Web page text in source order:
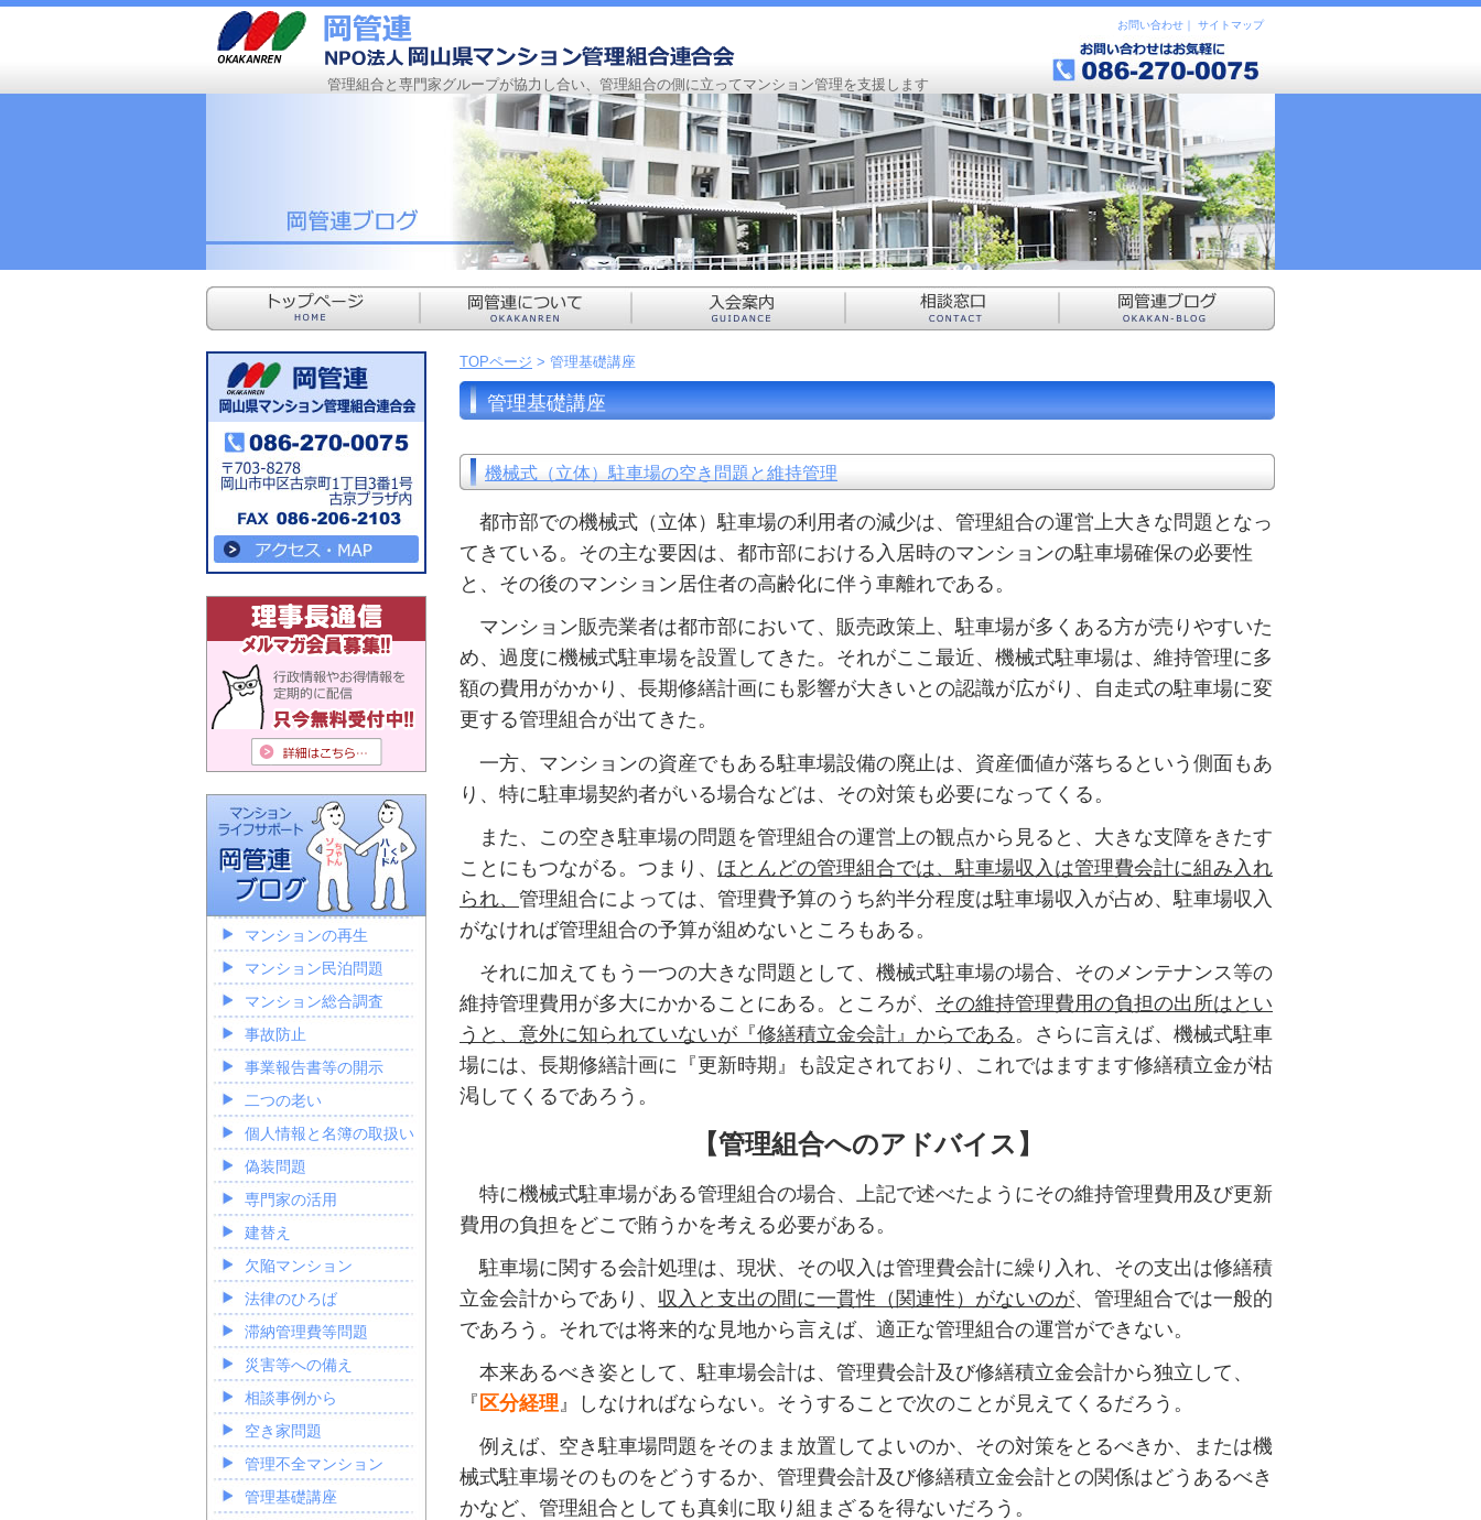
管理組合と専門家グループが協力し合い、管理組合の側に立ってマンション管理を支援します
お問い合わせ ｜ サイトマップ
TOPページ > 管理基礎講座
管理基礎講座
機械式（立体）駐車場の空き問題と維持管理
都市部での機械式（立体）駐車場の利用者の減少は、管理組合の運営上大きな問題となっ
てきている。その主な要因は、都市部における入居時のマンションの駐車場確保の必要性
と、その後のマンション居住者の高齢化に伴う車離れである。
マンション販売業者は都市部において、販売政策上、駐車場が多くある方が売りやすいた
め、過度に機械式駐車場を設置してきた。それがここ最近、機械式駐車場は、維持管理に多
額の費用がかかり、長期修繕計画にも影響が大きいとの認識が広がり、自走式の駐車場に変
更する管理組合が出てきた。
一方、マンションの資産でもある駐車場設備の廃止は、資産価値が落ちるという側面もあ
り、特に駐車場契約者がいる場合などは、その対策も必要になってくる。
また、この空き駐車場の問題を管理組合の運営上の観点から見ると、大きな支障をきたす
ことにもつながる。つまり、 ほとんどの管理組合では、駐車場収入は管理費会計に組み入れ
られ、 管理組合によっては、管理費予算のうち約半分程度は駐車場収入が占め、駐車場収入
がなければ管理組合の予算が組めないところもある。
それに加えてもう一つの大きな問題として、機械式駐車場の場合、そのメンテナンス等の
維持管理費用が多大にかかることにある。ところが、 その維持管理費用の負担の出所はとい
うと、意外に知られていないが『修繕積立金会計』からである。さらに言えば、機械式駐車
場には、長期修繕計画に『更新時期』も設定されており、これではますます修繕積立金が枯
渇してくるであろう。
【管理組合へのアドバイス】
特に機械式駐車場がある管理組合の場合、上記で述べたようにその維持管理費用及び更新
費用の負担をどこで賄うかを考える必要がある。
駐車場に関する会計処理は、現状、その収入は管理費会計に繰り入れ、その支出は修繕積
立金会計からであり、 収入と支出の間に一貫性（関連性）がないのが、管理組合では一般的
であろう。それでは将来的な見地から言えば、適正な管理組合の運営ができない。
本来あるべき姿として、駐車場会計は、管理費会計及び修繕積立金会計から独立して、
『 区分経理』しなければならない。そうすることで次のことが見えてくるだろう。
例えば、空き駐車場問題をそのまま放置してよいのか、その対策をとるべきか、または機
械式駐車場そのものをどうするか、管理費会計及び修繕積立金会計との関係はどうあるべき
かなど、管理組合としても真剣に取り組まざるを得ないだろう。
マンションの再生
マンション民泊問題
マンション総合調査
事故防止
事業報告書等の開示
二つの老い
個人情報と名簿の取扱い
偽装問題
専門家の活用
建替え
欠陥マンション
法律のひろば
滞納管理費等問題
災害等への備え
相談事例から
空き家問題
管理不全マンション
管理基礎講座